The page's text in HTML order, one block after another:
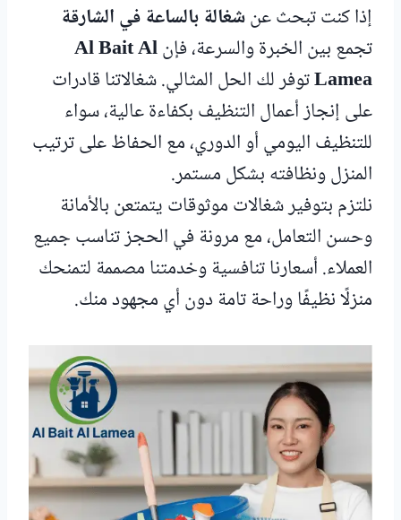
إذا كنت تبحث عنشغالة بالساعة في الشارقة
تجمع بين الخبرة والسرعة، فإنAl Bait Al
Lameaتوفر لك الحل المثالي. شغالاتنا قادرات
على إنجاز أعمال التنظيف بكفاءة عالية، سواء
للتنظيف اليومي أو الدوري، مع الحفاظ على ترتيب
المنزل ونظافته بشكل مستمر.
نلتزم بتوفير شغالات موثوقات يتمتعن بالأمانة
وحسن التعامل، مع مرونة في الحجز تناسب جميع
العملاء. أسعارنا تنافسية وخدمتنا مصممة لتمنحك
منزلًا نظيفًا وراحة تامة دون أي مجهود منك.